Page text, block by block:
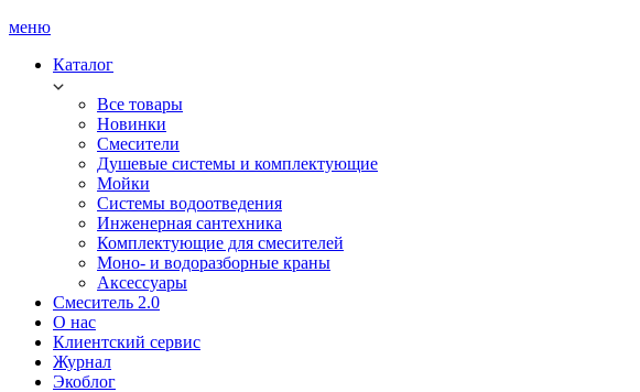
меню
Каталог
Все товары
Новинки
Смесители
Душевые системы и комплектующие
Мойки
Системы водоотведения
Инженерная сантехника
Комплектующие для смесителей
Моно- и водоразборные краны
Аксессуары
Смеситель 2.0
О нас
Клиентский сервис
Журнал
Экоблог